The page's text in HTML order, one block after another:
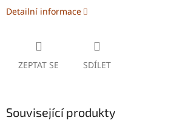
Detailní informace
ZEPTAT SE SDÍLET
Související produkty